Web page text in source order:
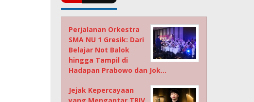
Perjalanan Orkestra
SMA NU 1 Gresik: Dari
Belajar Not Balok
hingga Tampil di
Hadapan Prabowo dan Jok…
Jejak Kepercayaan